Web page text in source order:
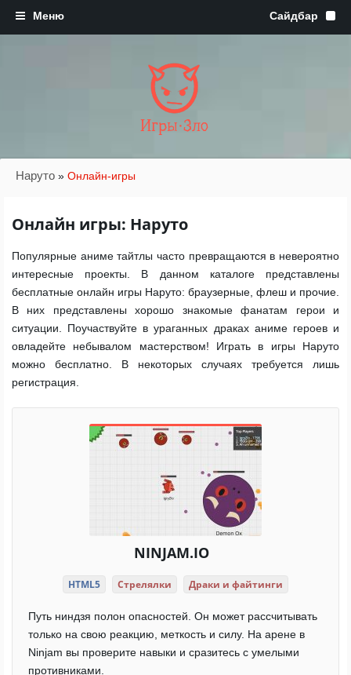
Игры·Зло
Наруто » Онлайн-игры
Онлайн игры: Наруто
Популярные аниме тайтлы часто превращаются в невероятно
интересные проекты. В данном каталоге представлены
бесплатные онлайн игры Наруто: браузерные, флеш и прочие.
В них представлены хорошо знакомые фанатам герои и
ситуации. Поучаствуйте в ураганных драках аниме героев и
овладейте небывалом мастерством! Играть в игры Наруто
можно бесплатно. В некоторых случаях требуется лишь
регистрация.
NINJAM.IO
HTML5 Стрелялки Драки и файтинги
Путь ниндзя полон опасностей. Он может рассчитывать
только на свою реакцию, меткость и силу. На арене в
Ninjam вы проверите навыки и сразитесь с умелыми
противниками.